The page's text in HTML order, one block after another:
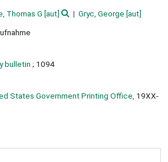
Thomas G [aut] Gryc, George [aut]
bulletin ; 1094
States Government Printing Office, 19XX-